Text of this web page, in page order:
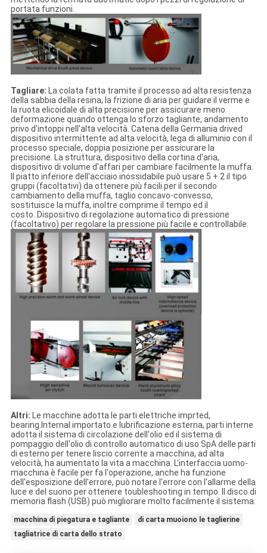
portata funzioni.
Tagliare: La colata fatta tramite il processo ad alta resistenza
della sabbia della resina, la frizione di aria per guidare il verme e
la ruota elicoidale di alta precisione per assicurare meno
deformazione quando ottenga lo sforzo tagliante, andamento
privo d'intoppi nell'alta velocità. Catena della Germania drived
dispositivo intermittente ad alta velocità, lega di alluminio con il
processo speciale, doppia posizione per assicurare la
precisione. La struttura, dispositivo della cortina d'aria,
dispositivo di volume d'affari per cambiare facilmente la muffa.
Il piatto inferiore dell'acciaio inossidabile può usare 5 + 2 il tipo
gruppi (facoltativi) da ottenere più facili per il secondo
cambiamento della muffa, taglio concavo-convesso,
sostituisce la muffa, inoltre comprime il tempo ed il
costo. Dispositivo di regolazione automatico di pressione
(facoltativo) per regolare la pressione più facile e controllabile.
Altri: Le macchine adotta le parti elettriche imprted,
bearing.lnternal importato e lubrificazione esterna, parti interne
adotta il sistema di circolazione dell'olio ed il sistema di
pompaggio dell'olio di controllo automatico di uso SpA delle parti
di esterno per tenere liscio corrente a macchina, ad alta
velocità, ha aumentato la vita a macchina. L'interfaccia uomo-
macchina è facile per fa l'operazione, anche ha funzione
dell'esposizione dell'errore, può notare l'errore con l'allarme della
luce e del suono per ottenere toubleshooting in tempo. Il disco di
memoria flash (USB) può migliorare molto facilmente il sistema.
macchina di piegatura e tagliante
di carta muoiono le taglierine
tagliatrice di carta dello strato